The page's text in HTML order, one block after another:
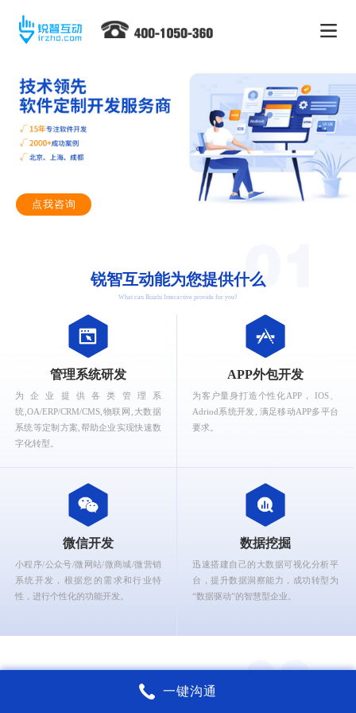
点我咨询
锐智互动能为您提供什么
What can Ruizhi Interactive provide for you?
管理系统研发
为企业提供各类管理系
统,OA/ERP/CRM/CMS,物联网,大数据
系统等定制方案,帮助企业实现快速数
字化转型。
APP外包开发
为客户量身打造个性化APP， IOS、
Adriod系统开发, 满足移动APP多平台
要求。
微信开发
小程序/公众号/微网站/微商城/微营销
系统开发，根据您的需求和行业特
性，进行个性化的功能开发。
数据挖掘
迅速搭建自己的大数据可视化分析平
台，提升数据洞察能力，成功转型为
“数据驱动”的智慧型企业。
锐智互动核心能力
一键沟通